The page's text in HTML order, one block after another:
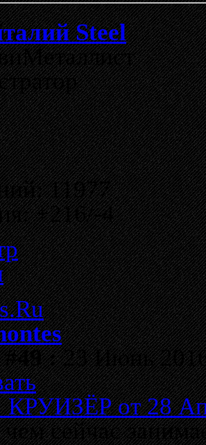
Steel
11977
+216/-4
:23 Июнь
КРУИЗЁР от 28
чем сейчас